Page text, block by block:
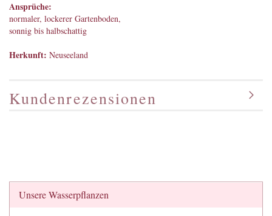
Ansprüche:
normaler, lockerer Gartenboden,
sonnig bis halbschattig
Herkunft: Neuseeland
Kundenrezensionen
Unsere Wasserpflanzen